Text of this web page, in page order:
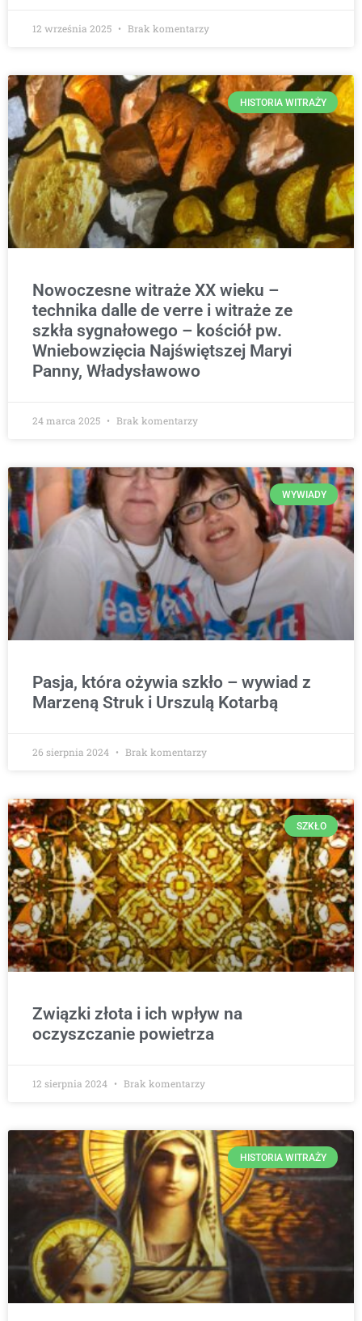
12 września 2025 Brak komentarzy
HISTORIA WITRAŻY
Nowoczesne witraże XX wieku –
technika dalle de verre i witraże ze
szkła sygnałowego – kościół pw.
Wniebowzięcia Najświętszej Maryi
Panny, Władysławowo
24 marca 2025 Brak komentarzy
WYWIADY
Pasja, która ożywia szkło – wywiad z
Marzeną Struk i Urszulą Kotarbą
26 sierpnia 2024 Brak komentarzy
SZKŁO
Związki złota i ich wpływ na
oczyszczanie powietrza
12 sierpnia 2024 Brak komentarzy
HISTORIA WITRAŻY